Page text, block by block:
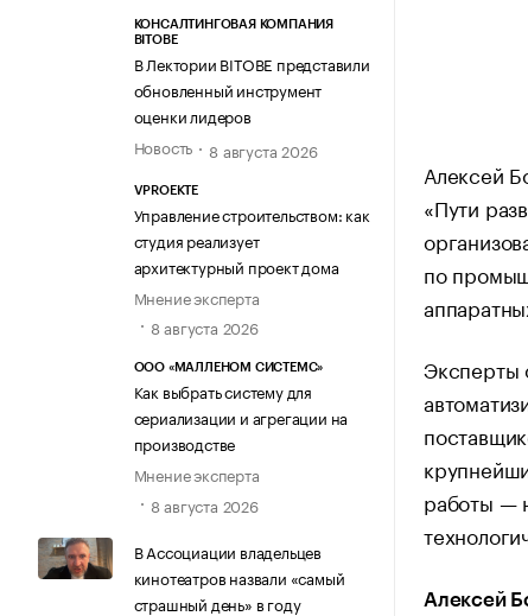
КОНСАЛТИНГОВАЯ КОМПАНИЯ
BITOBE
В Лектории BITOBE представили
обновленный инструмент
оценки лидеров
Новость
8 августа 2026
VPROEKTE
Управление строительством: как
студия реализует
архитектурный проект дома
Мнение эксперта
8 августа 2026
ООО «МАЛЛЕНОМ СИСТЕМС»
Как выбрать систему для
сериализации и агрегации на
производстве
Мнение эксперта
8 августа 2026
В Ассоциации владельцев
кинотеатров назвали «самый
страшный день» в году
Алексей
«Пути
по
Эксперты
работы —
Алексей